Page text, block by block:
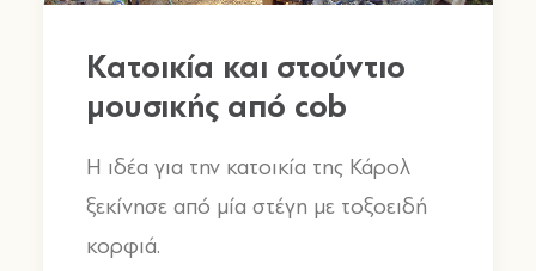
Κατοικία και στούντιο
μουσικής από cob
Η ιδέα για την κατοικία της Κάρολ
ξεκίνησε από μία στέγη με τοξοειδή
κορφιά.